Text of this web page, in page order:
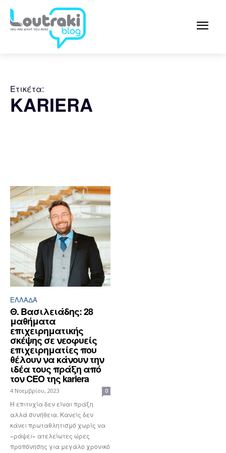
Ετικέτα:
KARIERA
ΕΛΛΆΔΑ
Θ. Βασιλειάδης: 28
μαθήματα
επιχειρηματικής
σκέψης σε νεοφυείς
επιχειρηματίες που
θέλουν να κάνουν την
ιδέα τους πράξη από
τον CEO της kariera
4 Νοεμβρίου, 2023 0
Η επιτυχία δεν είναι πράξη
αλλά συνήθεια. Κανείς δεν
κάνει πρωταθλητισμό χωρίς να
«ράψει» ατελείωτες ώρες
προπόνησης για μεγάλο χρονικό